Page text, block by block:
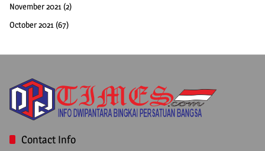
November 2021 (2)
October 2021 (67)
Contact Info